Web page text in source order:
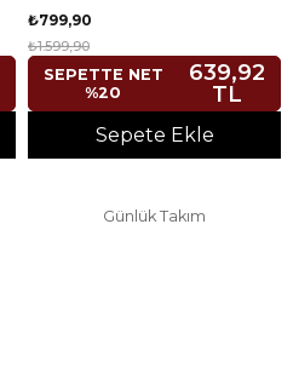
₺799,90
₺1.599,90
SEPETTE NET
%20
639,92
TL
Sepete Ekle
Günlük Takım